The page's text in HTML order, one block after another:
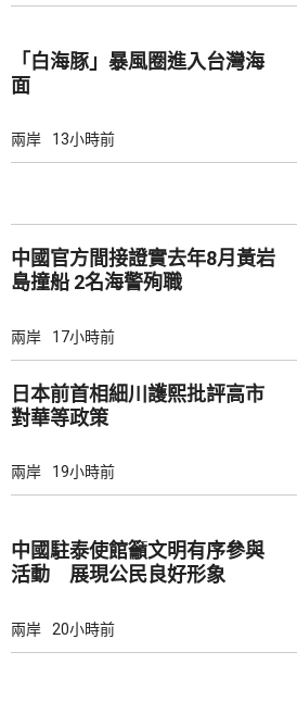
「白海豚」暴風圈進入台灣海
面
兩岸 13小時前
中國官方間接證實去年8月黃岩
島撞船 2名海警殉職
兩岸 17小時前
日本前首相細川護熙批評高市
對華等政策
兩岸 19小時前
中國駐泰使館籲文明有序參與
活動 展現公民良好形象
兩岸 20小時前